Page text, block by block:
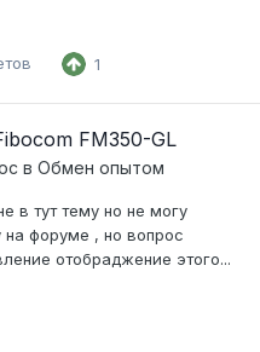
1
FM350-GL
в Обмен опытом
в тут тему но не могу
на форуме , но вопрос
отобраджение этого...